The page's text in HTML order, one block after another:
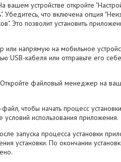
вашем устройстве откройте
Убедитесь, что включена опция
Это позволит установить
или напрямую на мобильное
USB-кабеля или отправьте его
файловый менеджер на
файл, чтобы начать процесс
использования приложения.
запуска процесса установки
установки. По окончании